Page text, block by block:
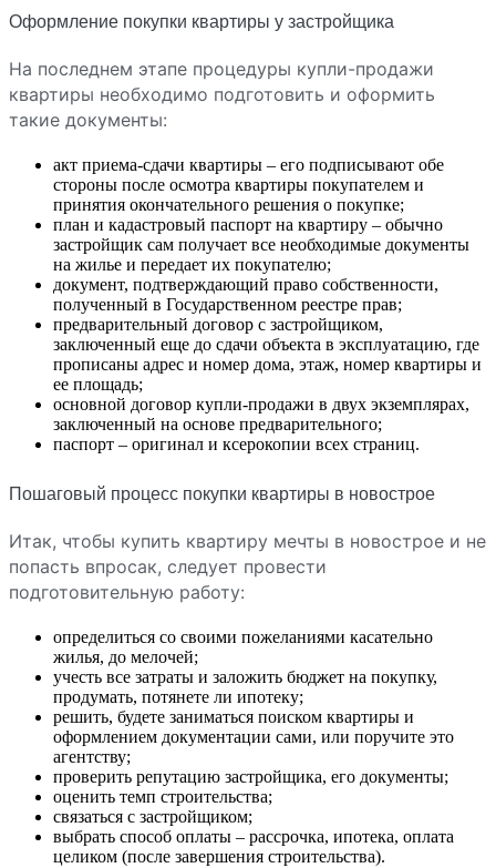
Оформление покупки квартиры у застройщика
На последнем этапе процедуры купли-продажи
квартиры необходимо подготовить и оформить
такие документы:
акт приема-сдачи квартиры – его подписывают обе
стороны после осмотра квартиры покупателем и
принятия окончательного решения о покупке;
план и кадастровый паспорт на квартиру – обычно
застройщик сам получает все необходимые документы
на жилье и передает их покупателю;
документ, подтверждающий право собственности,
полученный в Государственном реестре прав;
предварительный договор с застройщиком,
заключенный еще до сдачи объекта в эксплуатацию, где
прописаны адрес и номер дома, этаж, номер квартиры и
ее площадь;
основной договор купли-продажи в двух экземплярах,
заключенный на основе предварительного;
паспорт – оригинал и ксерокопии всех страниц.
Пошаговый процесс покупки квартиры в новострое
Итак, чтобы купить квартиру мечты в новострое и не
попасть впросак, следует провести
подготовительную работу:
определиться со своими пожеланиями касательно
жилья, до мелочей;
учесть все затраты и заложить бюджет на покупку,
продумать, потянете ли ипотеку;
решить, будете заниматься поиском квартиры и
оформлением документации сами, или поручите это
агентству;
проверить репутацию застройщика, его документы;
оценить темп строительства;
связаться с застройщиком;
выбрать способ оплаты – рассрочка, ипотека, оплата
целиком (после завершения строительства).